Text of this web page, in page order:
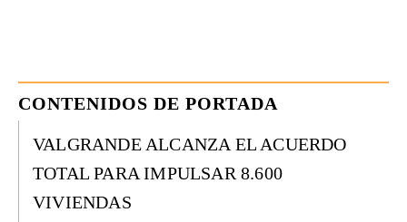
CONTENIDOS DE PORTADA
VALGRANDE ALCANZA EL ACUERDO
TOTAL PARA IMPULSAR 8.600
VIVIENDAS